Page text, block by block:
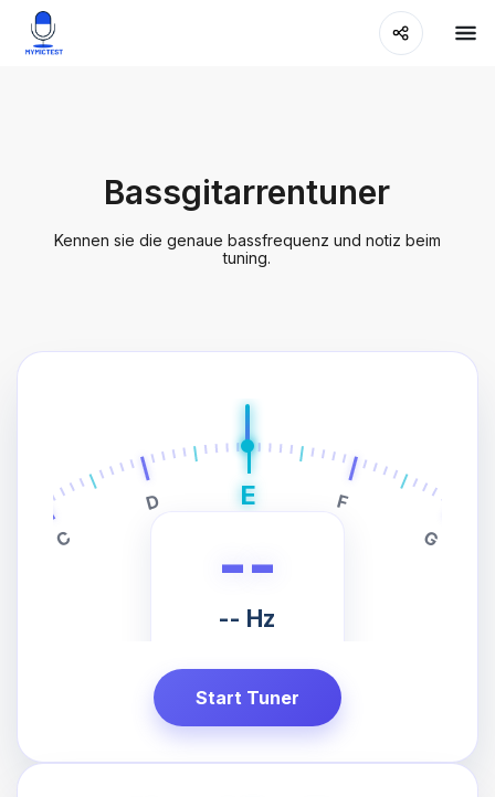
Bassgitarrentuner
Kennen sie die genaue bassfrequenz und notiz beim
tuning.
C
D E F
G
--
-- Hz
Start Tuner